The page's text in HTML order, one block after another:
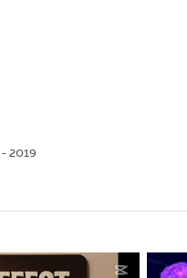
- 2019